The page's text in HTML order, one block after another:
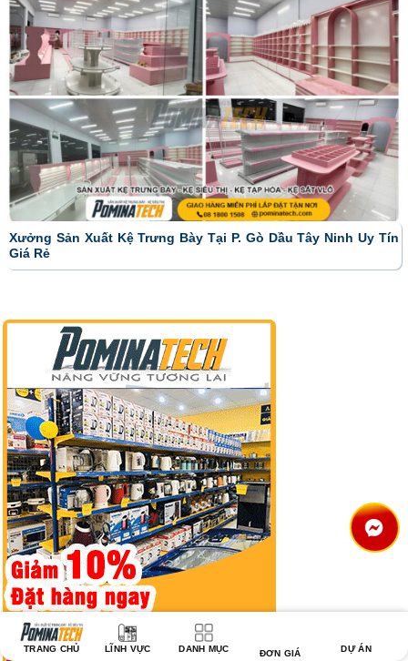
Xưởng Sản Xuất Kệ Trưng Bày Tại P. Gò Dầu Tây Ninh Uy Tín
Giá Rẻ
TRANG CHỦ LĨNH VỰC DANH MỤC ĐƠN GIÁ DỰ ÁN